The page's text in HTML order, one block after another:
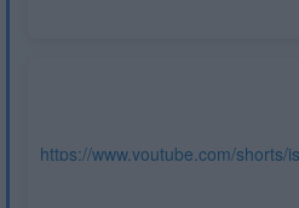
https://www.youtube.com/shorts/